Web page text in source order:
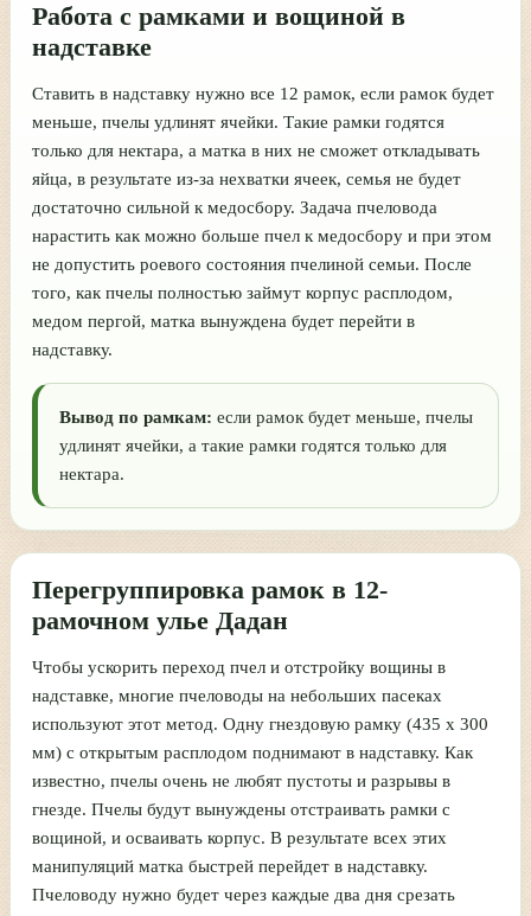
Работа с рамками и вощиной в
надставке
Ставить в надставку нужно все 12 рамок, если рамок будет
меньше, пчелы удлинят ячейки. Такие рамки годятся
только для нектара, а матка в них не сможет откладывать
яйца, в результате из-за нехватки ячеек, семья не будет
достаточно сильной к медосбору. Задача пчеловода
нарастить как можно больше пчел к медосбору и при этом
не допустить роевого состояния пчелиной семьи. После
того, как пчелы полностью займут корпус расплодом,
медом пергой, матка вынуждена будет перейти в
надставку.
Вывод по рамкам: если рамок будет меньше, пчелы
удлинят ячейки, а такие рамки годятся только для
нектара.
Перегруппировка рамок в 12-
рамочном улье Дадан
Чтобы ускорить переход пчел и отстройку вощины в
надставке, многие пчеловоды на небольших пасеках
используют этот метод. Одну гнездовую рамку (435 х 300
мм) с открытым расплодом поднимают в надставку. Как
известно, пчелы очень не любят пустоты и разрывы в
гнезде. Пчелы будут вынуждены отстраивать рамки с
вощиной, и осваивать корпус. В результате всех этих
манипуляций матка быстрей перейдет в надставку.
Пчеловоду нужно будет через каждые два дня срезать